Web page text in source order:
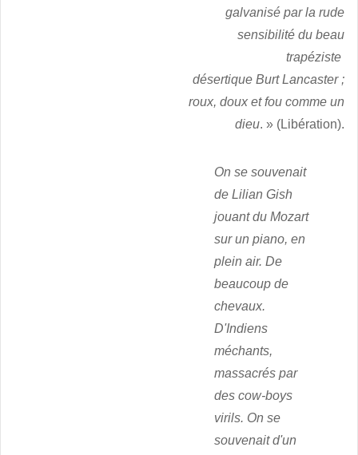
galvanisé par la rude
sensibilité du beau
trapéziste
désertique Burt Lancaster ;
roux, doux et fou comme un
dieu. » (Libération).
On se souvenait
de Lilian Gish
jouant du Mozart
sur un piano, en
plein air. De
beaucoup de
chevaux.
D'Indiens
méchants,
massacrés par
des cow-boys
virils. On se
souvenait d'un